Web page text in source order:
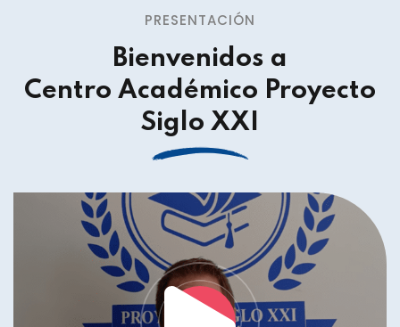
PRESENTACIÓN
Bienvenidos a
Centro Académico Proyecto
Siglo XXI